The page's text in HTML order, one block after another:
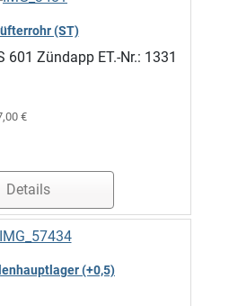
(ST)
Zündapp ET.-Nr.: 1331
€
Details
(+0,5)